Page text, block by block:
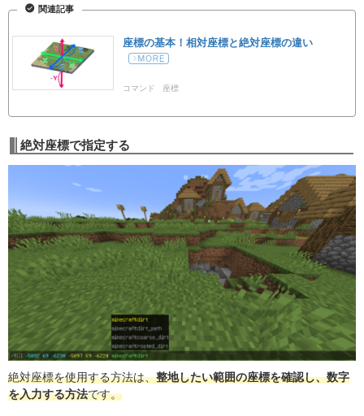
関連記事
座標の基本！相対座標と絶対座標の違い
コマンド 座標
絶対座標で指定する
絶対座標を使用する方法は、整地したい範囲の座標を確認し、数字
を入力する方法です。